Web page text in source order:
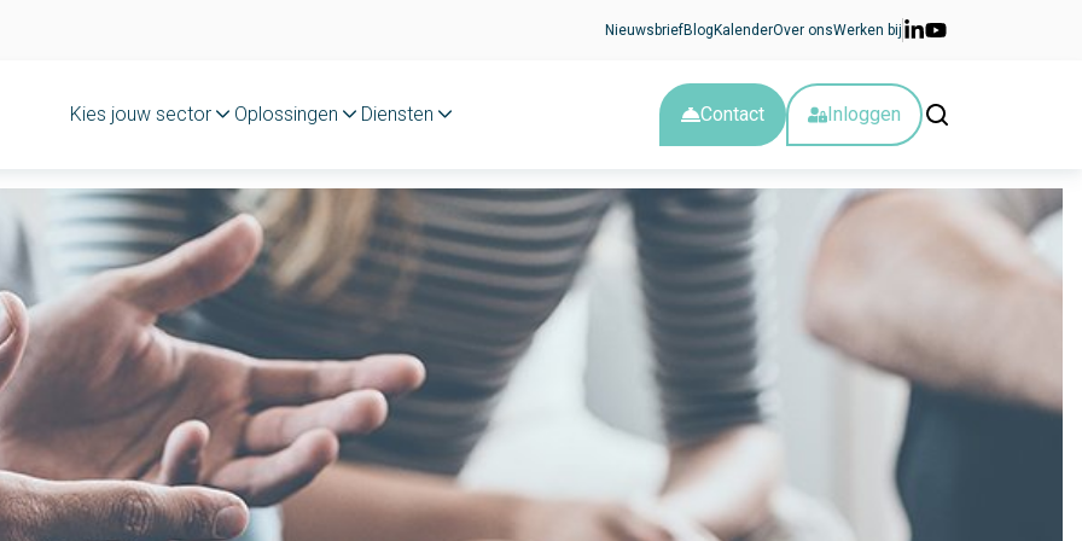
NieuwsbriefBlog KalenderOver onsWerken bij
Kies jouw sector Oplossingen Diensten Contact Inloggen